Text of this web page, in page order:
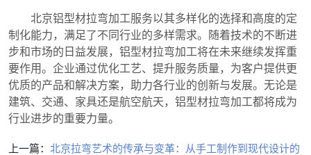
北京铝型材拉弯加工服务以其多样化的选择和高度的定
制化能力，满足了不同行业的多样需求。随着技术的不断进
步和市场的日益发展，铝型材拉弯加工将在未来继续发挥重
要作用。企业通过优化工艺、提升服务质量，为客户提供更
优质的产品和解决方案，助力各行业的创新与发展。无论是
建筑、交通、家具还是航空航天，铝型材拉弯加工都将成为
行业进步的重要力量。
上一篇： 北京拉弯艺术的传承与变革：从手工制作到现代设计的